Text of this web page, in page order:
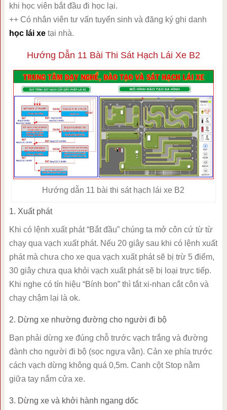
khi học viên bắt đầu đi học lại.
++ Có nhân viên tư vấn tuyển sinh và đăng ký ghi danh
học lái xetại nhà.
Hướng Dẫn 11 Bài Thi Sát Hạch Lái Xe B2
Hướng dẫn 11 bài thi sát hạch lái xe B2
1. Xuất phát
Khi có lệnh xuất phát “Bắt đầu” chúng ta mở côn cứ từ từ
chạy qua vạch xuất phát. Nếu 20 giây sau khi có lệnh xuất
phát mà chưa cho xe qua vạch xuất phát sẽ bị trừ 5 điểm,
30 giây chưa qua khỏi vạch xuất phát sẽ bị loại trực tiếp.
Khi nghe có tín hiệu “Bính bon” thì tắt xi-nhan cắt côn và
chạy chậm lại là ok.
2. Dừng xe nhường đường cho người đi bộ
Bạn phải dừng xe đúng chỗ trước vạch trắng và đường
đành cho người đi bộ (sọc ngựa vằn). Cản xe phía trước
cách vạch dừng không quá 0,5m. Canh cột Stop nằm
giữa tay nắm cửa xe.
3. Dừng xe và khởi hành ngang dốc